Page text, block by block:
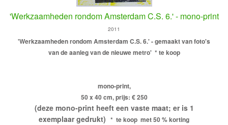
'Werkzaamheden rondom Amsterdam C.S. 6.' - mono-print
2011
'Werkzaamheden rondom Amsterdam C.S. 6.' - gemaakt van foto's
van de aanleg van de nieuwe metro' * te koop
mono-print,
50 x 40 cm, prijs: € 250
(deze mono-print heeft een vaste maat; er is 1
exemplaar gedrukt) * te koop met 50 % korting